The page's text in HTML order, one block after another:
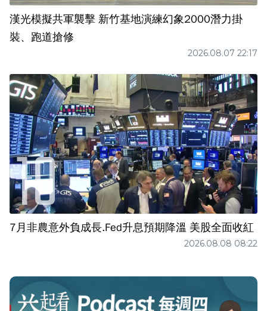
漢光模擬共軍襲擊 新竹基地演練幻象2000潛力掛
裝、跑道搶修
2026.08.07 22:17
7月非農意外負成長.Fed升息預期降溫 美股全面收紅
2026.08.08 08:22